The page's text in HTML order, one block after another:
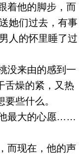
着他的脚步，而
她们过去，有事
人的怀里睡了过
没来由的感到一
舌燥的紧，又热
些什么。
最大的心愿……
而现在，他的声